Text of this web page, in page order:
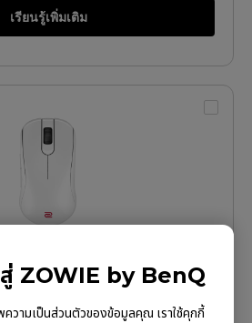
ZOWIE by BenQ
ความเป็นส่วนตัวของข้อมูลคุณ เราใช้คุกกี้
เรียนรู้เพิ่มเติม
เรียนรู้เพิ่มเติม